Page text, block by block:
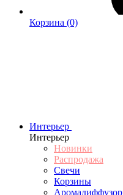
Корзина (0)
Интерьер
Интерьер
Новинки
Распродажа
Свечи
Корзины